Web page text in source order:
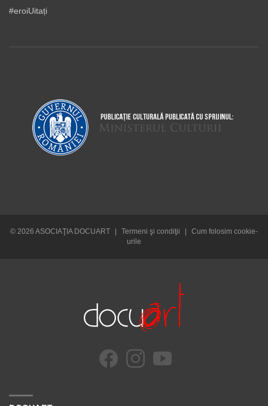
#eroiUitați
© 2026 ASOCIAŢIA DOCUART | Termeni şi condiţii |
Cum folosim cookie-
urile